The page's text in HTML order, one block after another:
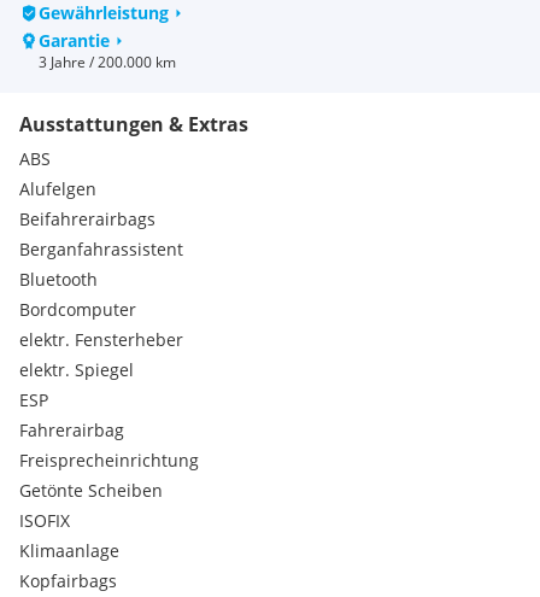
Sofortige Mitnahme mit Überstellungskennzeichen.
Inzahlungnahme Ihres aktuellen Fahrzeugs gerne.
Finanzierung auf Anfrage.
GRANDCARS e.U. – Ihr Partner für gepflegte Gebrauchtwagen.
(Irrtümer, Änderungen, Satz- und Tippfehler sowie
Zwischenverkauf vorbehalten.)
Serienausstattungen:
Multikollisionsbremse
Stoßfänger in Wagenfarbe
Beifahrersitz höhenverstellbar
Fahrersitz höhenverstellbar
Lenkrad höhen- und längsverstellbar
Türgriffe in Wagenfarbe
Fußraumbeleuchtung
Leseleuchten vorne
Tire-Mobility-Set
12V-Anschluss in der Mittelkonsole
3-Punkt-Gurte auf allen Plätzen
Halogen-Doppelscheinwerfer
Gewährleistung
Garantie
3 Jahre / 200.000 km
Ausstattungen & Extras
ABS
Alufelgen
Beifahrerairbags
Berganfahrassistent
Bluetooth
Bordcomputer
elektr. Fensterheber
elektr. Spiegel
ESP
Fahrerairbag
Freisprecheinrichtung
Getönte Scheiben
ISOFIX
Klimaanlage
Kopfairbags